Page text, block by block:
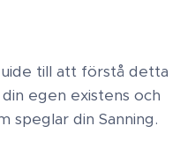
till att förstå detta
egen existens och
speglar din Sanning.